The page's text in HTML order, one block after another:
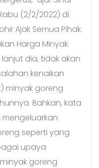
(2/2/2022) di
Ajak Semua Pihak
Harga Minyak
dia, tidak akan
kenaikan
minyak goreng
Bahkan, kata
mengeluarkan
seperti yang
upaya
goreng